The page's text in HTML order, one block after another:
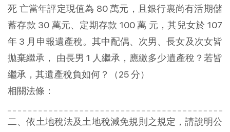
死 亡當年評定現值為 80 萬元，且銀行裏尚有活期儲
蓄存款 30 萬元、定期存款 100 萬 元，其兒女於 107
年 3 月申報遺產稅。其中配偶、次男、長女及次女皆
拋棄繼承， 由長男 1 人繼承，應繳多少遺產稅？若皆
繼承，其遺產稅負如何？（25 分）
相關法條：
二、依土地稅法及土地稅減免規則之規定，請說明公